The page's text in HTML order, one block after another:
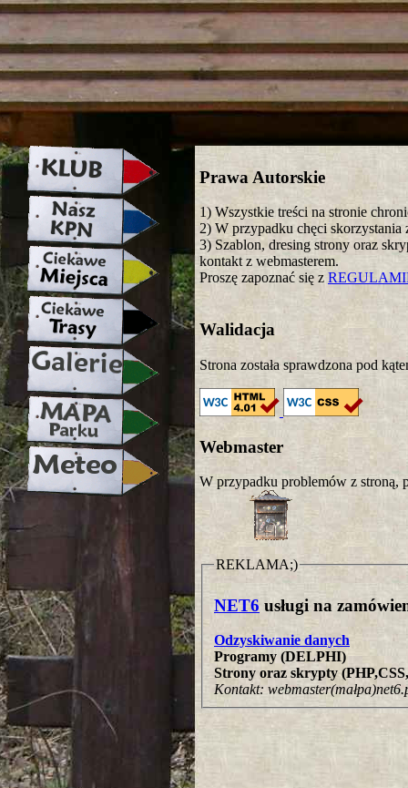
strona w naprawie zapraszamy
Prawa Autorskie
1) Wszystkie treści na stronie
2) W przypadku chęci skorzystania
3) Szablon, dresing strony oraz
kontakt z webmasterem.
Proszę zapoznać się z
Walidacja
Strona została sprawdzona pod
Webmaster
W przypadku problemów z stroną,
REKLAMA;)
NET6 usługi na
Odzyskiwanie danych
Programy (DELPHI)
Strony oraz skrypty
Kontakt: